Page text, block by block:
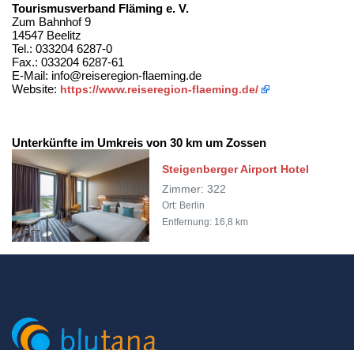
Tourismusverband Fläming e. V.
Zum Bahnhof 9
14547 Beelitz
Tel.: 033204 6287-0
Fax.: 033204 6287-61
E-Mail: info@reiseregion-flaeming.de
Website: https://www.reiseregion-flaeming.de/
Unterkünfte im Umkreis von 30 km um Zossen
Steigenberger Airport Hotel
Zimmer: 322
Ort: Berlin
Entfernung: 16,8 km